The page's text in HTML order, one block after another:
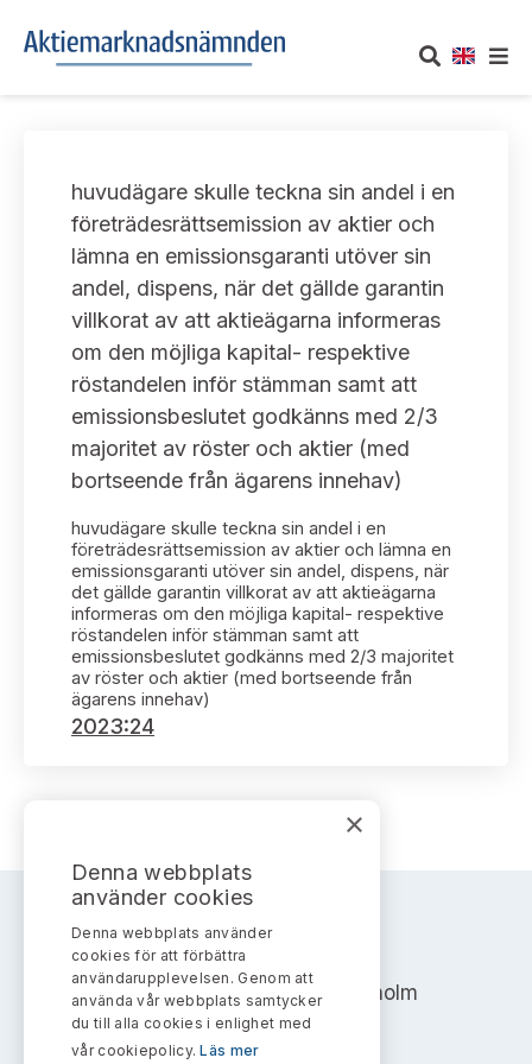
Om oss
Vårt uppdrag
Informationsgivning
Arbetssätt och jävsfrågor
Stadgar
Ledamöter
Huvudmän
Verksamhetsberättelser
Publikationer och anföranden
UTTALANDEN
Om nämndens uttalanden
Framställningar och konsultation
Uttalanden sorterade efter publiceringsdatum
Samtliga uttalanden sorterade årsvis
Sök uttalanden
Avgifter
Prenumerera
TAKEOVER-REGLER
Takeover-regler för reglerade marknader och vissa
handelsplattformar
AKTUELLT
Nyheter och pressmeddelanden
Prenumerera
Bildarkiv
KONTAKT
Kontakt angående ansökningar och uttalanden
Kontakt administrativa ärenden
huvudägare skulle teckna sin andel i en
företrädesrättsemission av aktier och
lämna en emissionsgaranti utöver sin
andel, dispens, när det gällde garantin
villkorat av att aktieägarna informeras
om den möjliga kapital- respektive
röstandelen inför stämman samt att
emissionsbeslutet godkänns med 2/3
majoritet av röster och aktier (med
bortseende från ägarens innehav)
huvudägare skulle teckna sin andel i en
företrädesrättsemission av aktier och lämna en
emissionsgaranti utöver sin andel, dispens, när
det gällde garantin villkorat av att aktieägarna
informeras om den möjliga kapital- respektive
röstandelen inför stämman samt att
emissionsbeslutet godkänns med 2/3 majoritet
av röster och aktier (med bortseende från
ägarens innehav)
2023:24
AKTIEMARKNADSNÄMNDEN
Address: Box 7354, 103 90 Stockholm
info@aktiemarknadsnamnden.se
×
Denna webbplats
använder cookies
Denna webbplats använder
cookies för att förbättra
användarupplevelsen. Genom att
använda vår webbplats samtycker
du till alla cookies i enlighet med
vår cookiepolicy.Läs mer